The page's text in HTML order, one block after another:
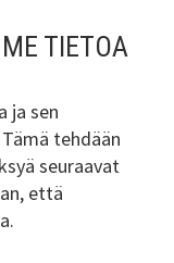
TIETOA
ja sen
tehdään
seuraavat
että